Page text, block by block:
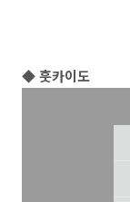
◆ 훗카이도